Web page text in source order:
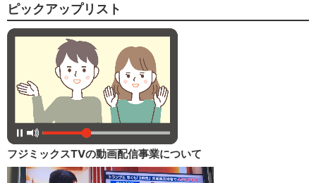
ピックアップリスト
フジミックスTVの動画配信事業について